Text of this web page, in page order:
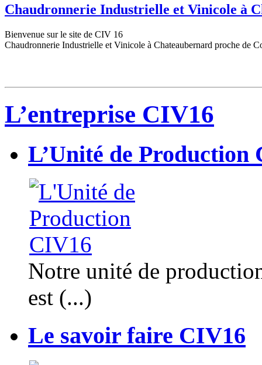
Chaudronnerie Industrielle et Vinicole à
Bienvenue sur le site de CIV 16
Chaudronnerie Industrielle et Vinicole à Chateaubernard proche de
L’entreprise CIV16
L’Unité de Production
Notre unité de
est (...)
Le savoir faire CIV16